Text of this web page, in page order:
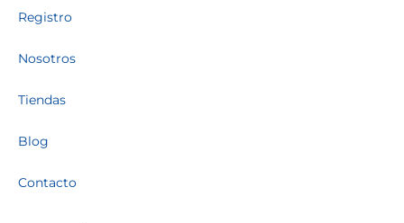
Registro
Nosotros
Tiendas
Blog
Contacto